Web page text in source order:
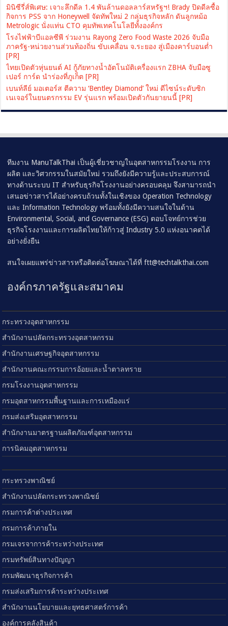
มินิซีรี่ส์พิเศษ: เจาะลึกดีล 1.4 พันล้านดอลลาร์สหรัฐฯ! Brady ปิดดีลซื้อ
กิจการ PSS จาก Honeywell จัดทัพใหม่ 2 กลุ่มธุรกิจหลัก ดันลูกหม้อ
Metrologic นั่งแท่น CTO คุมทัพเทคโนโลยีทั้งองค์กร
โรงไฟฟ้าบีแอลซีพี ร่วมงาน Rayong Zero Food Waste 2026 จับมือ
ภาครัฐ-หน่วยงานส่วนท้องถิ่น ขับเคลื่อน จ.ระยอง สู่เมืองคาร์บอนต่ำ
[PR]
ไทยเปิดตัวหุ่นยนต์ AI กู้ภัยทางน้ำอัตโนมัติเครื่องแรก ZBHA จับมือซู
เปอร์ การ์ด นำร่องที่ภูเก็ต [PR]
เบนท์ลีย์ มอเตอร์ส ตีความ ‘Bentley Diamond’ ใหม่ ดีไซน์ระดับซิก
เนเจอร์ในยนตรกรรม EV รุ่นแรก พร้อมเปิดตัวกันยายนนี้ [PR]
ทีมงาน ManuTalkThai เป็นผู้เชี่ยวชาญในอุตสาหกรรมโรงงาน การ
ผลิต และวิศวกรรมในสมัยใหม่ รวมถึงยังมีความรู้และประสบการณ์
ทางด้านระบบ IT สำหรับธุรกิจโรงงานอย่างครอบคลุม จึงสามารถนำ
เสนอข่าวสารได้อย่างครบถ้วนทั้งในเชิงของ Operation Technology
และ Information Technology พร้อมทั้งยังมีความสนใจในด้าน
Environmental, Social, and Governance (ESG) ตอบโจทย์การช่วย
ธุรกิจโรงงานและการผลิตไทยให้ก้าวสู่ Industry 5.0 แห่งอนาคตได้
อย่างยั่งยืน
สนใจเผยแพร่ข่าวสารหรือติดต่อโฆษณาได้ที่ftt@techtalkthai.com
องค์กรภาครัฐและสมาคม
กระทรวงอุตสาหกรรม
สำนักงานปลัดกระทรวงอุตสาหกรรม
สำนักงานเศรษฐกิจอุตสาหกรรม
สำนักงานคณะกรรมการอ้อยและน้ำตาลทราย
กรมโรงงานอุตสาหกรรม
กรมอุตสาหกรรมพื้นฐานและการเหมืองแร่
กรมส่งเสริมอุตสาหกรรม
สำนักงานมาตรฐานผลิตภัณฑ์อุตสาหกรรม
การนิคมอุตสาหกรรม
กระทรวงพาณิชย์
สำนักงานปลัดกระทรวงพาณิชย์
กรมการค้าต่างประเทศ
กรมการค้าภายใน
กรมเจรจาการค้าระหว่างประเทศ
กรมทรัพย์สินทางปัญญา
กรมพัฒนาธุรกิจการค้า
กรมส่งเสริมการค้าระหว่างประเทศ
สำนักงานนโยบายและยุทธศาสตร์การค้า
องค์การคลังสินค้า